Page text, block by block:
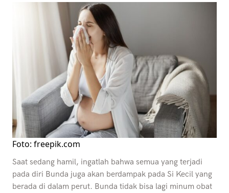
Foto: freepik.com
Saat sedang hamil, ingatlah bahwa semua yang terjadi
pada diri Bunda juga akan berdampak pada Si Kecil yang
berada di dalam perut. Bunda tidak bisa lagi minum obat